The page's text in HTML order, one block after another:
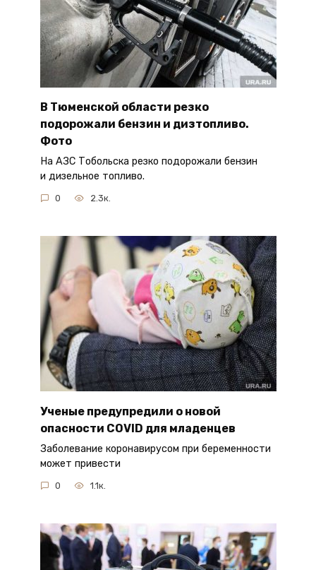
В Тюменской области резко
подорожали бензин и дизтопливо.
Фото
На АЗС Тобольска резко подорожали бензин
и дизельное топливо.
0 2.3к.
Ученые предупредили о новой
опасности COVID для младенцев
Заболевание коронавирусом при беременности
может привести
0 1.1к.